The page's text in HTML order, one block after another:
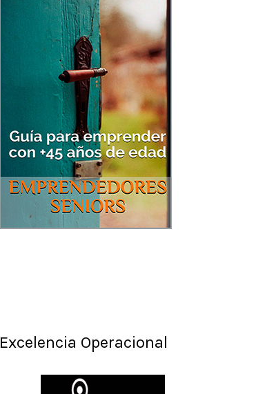
Excelencia Operacional